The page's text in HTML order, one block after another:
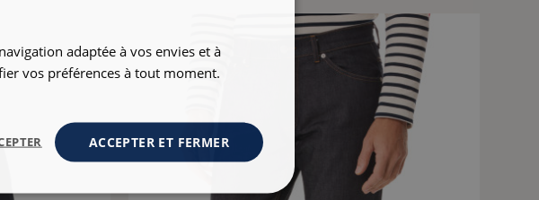
adaptée à vos envies et à
vos préférences à tout moment.
ACCEPTER ET FERMER